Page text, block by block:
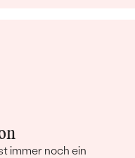
immer noch ein